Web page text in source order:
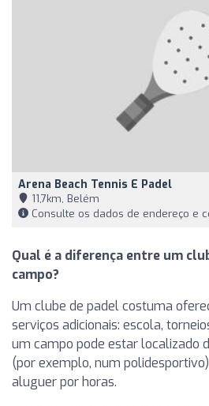
Arena Beach Tennis E Padel
11,7km, Belém
Consulte os dados de endereço e
Qual é a diferença entre um
campo?
Um clube de padel costuma
serviços adicionais: escola,
um campo pode estar localizado
(por exemplo, num
aluguer por horas.